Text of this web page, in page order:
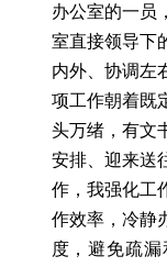
办公室的一员
室直接领导下
内外、协调左
项工作朝着既
头万绪，有文
安排、迎来送
作，我强化工
作效率，冷静
度，避免疏